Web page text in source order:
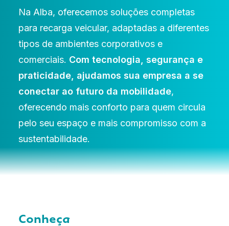
Na Alba, oferecemos soluções completas
para recarga veicular, adaptadas a diferentes
tipos de ambientes corporativos e
comerciais. Com tecnologia, segurança e
praticidade, ajudamos sua empresa a se
conectar ao futuro da mobilidade,
oferecendo mais conforto para quem circula
pelo seu espaço e mais compromisso com a
sustentabilidade.
Conheça